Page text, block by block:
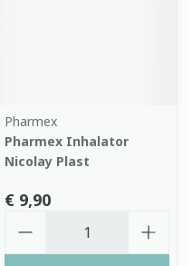
Pharmex
Pharmex Inhalator
Nicolay Plast
€ 9,90